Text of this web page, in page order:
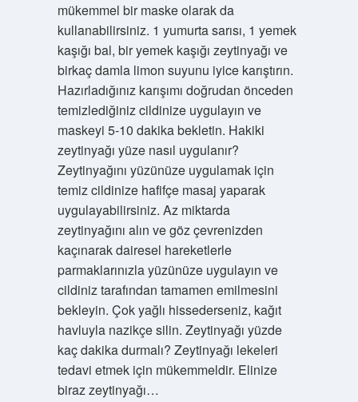
Neşeli
Bilgi
Durağı
Yazılar
mükemmel bir maske olarak da
kullanabilirsiniz. 1 yumurta sarısı, 1 yemek
kaşığı bal, bir yemek kaşığı zeytinyağı ve
birkaç damla limon suyunu iyice karıştırın.
Hazırladığınız karışımı doğrudan önceden
temizlediğiniz cildinize uygulayın ve
maskeyi 5-10 dakika bekletin. Hakiki
zeytinyağı yüze nasıl uygulanır?
Zeytinyağını yüzünüze uygulamak için
temiz cildinize hafifçe masaj yaparak
uygulayabilirsiniz. Az miktarda
zeytinyağını alın ve göz çevrenizden
kaçınarak dairesel hareketlerle
parmaklarınızla yüzünüze uygulayın ve
cildiniz tarafından tamamen emilmesini
bekleyin. Çok yağlı hissederseniz, kağıt
havluyla nazikçe silin. Zeytinyağı yüzde
kaç dakika durmalı? Zeytinyağı lekeleri
tedavi etmek için mükemmeldir. Elinize
biraz zeytinyağı…